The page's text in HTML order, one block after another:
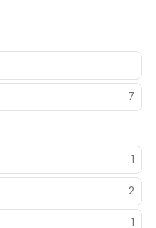
7
1
2
1